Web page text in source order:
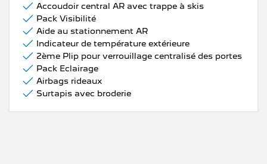
Accoudoir central AR avec trappe à skis
Pack Visibilité
Aide au stationnement AR
Indicateur de température extérieure
2ème Plip pour verrouillage centralisé des portes
Pack Eclairage
Airbags rideaux
Surtapis avec broderie